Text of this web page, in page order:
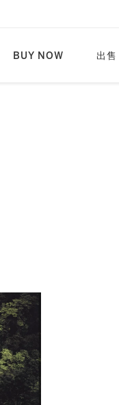
BUY NOW 出售